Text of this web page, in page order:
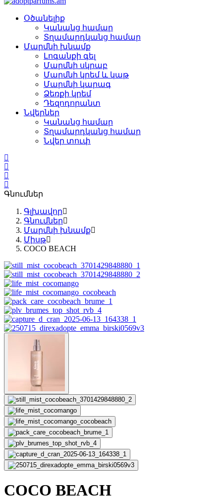
Օծանելիք
Կանանց համար
Տղամարդկանց համար
Մարմնի խնամք
Լոգանքի գել
Մարմնի սկրաբ
Մարմնի կրեմ և կաթ
Մարմնի կարագ
Ձեռքի կրեմ
Դեզոդորանտ
Նվերներ
Կանանց համար
Տղամարդկանց համար
Նվեր տուփ
Գնումներ
Գլխավոր
Գնումներ
Մարմնի խնամք
Միսթ
COCO BEACH
COCO BEACH